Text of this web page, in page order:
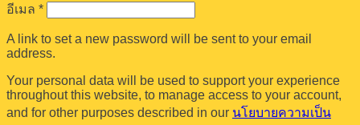
อีเมล *ต้องการ
A link to set a new password will be sent to your email
address.
Your personal data will be used to support your experience
throughout this website, to manage access to your account,
and for other purposes described in our นโยบายความเป็น